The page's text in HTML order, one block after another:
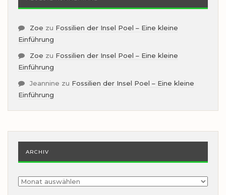
Zoe zu Fossilien der Insel Poel – Eine kleine
Einführung
Zoe zu Fossilien der Insel Poel – Eine kleine
Einführung
Jeannine zu Fossilien der Insel Poel – Eine kleine
Einführung
ARCHIV
Archiv